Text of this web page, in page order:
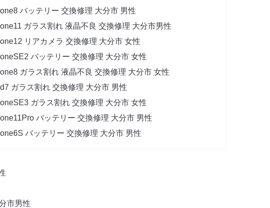
バッテリー 交換修理 大分市 男性
ガラス割れ 液晶不良 交換修理 大分市男性
リアカメラ 交換修理 大分市 女性
バッテリー 交換修理 大分市 女性
ガラス割れ 液晶不良 交換修理 大分市 女性
ガラス割れ 交換修理 大分市 男性
ガラス割れ 交換修理 大分市 女性
バッテリー 交換修理 大分市 男性
バッテリー 交換修理 大分市 男性
市男性